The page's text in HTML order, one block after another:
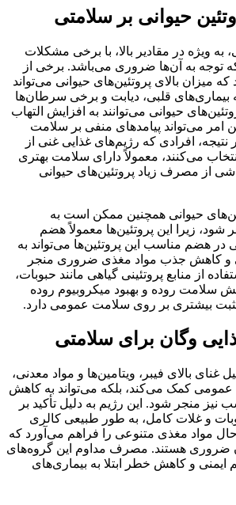
حیوانی بر سلامتی
ویژه در مقادیر بالا، با برخی مشکلات
توجه به آن‌ها ضروری می‌باشد. برخی از
میزان بالای پروتئین‌های حیوانی می‌تواند
بیماری‌های قلبی، دیابت و برخی سرطان‌ها
حیوانی می‌توانند به افزایش التهاب
امر می‌تواند پیامدهای منفی بر سلامت
افرادی که رژیم‌های غذایی غنی از
می‌کنند، معمولاً دارای سلامت بهتری
از مصرف زیاد پروتئین‌های حیوانی
حیوانی همچنین ممکن است به
زیرا این پروتئین‌ها معمولاً هضم
در هضم مناسب این پروتئین‌ها می‌تواند به
و کاهش جذب مواد مغذی ضروری منجر
از منابع پروتئینی گیاهی مانند حبوبات،
سلامت روده و بهبود میکروبیوم روده
بیشتری بر روی سلامت عمومی دارد.
وگان برای سلامتی
غنای بالای فیبر، ویتامین‌ها و مواد معدنی،
عمومی کمک می‌کند، بلکه می‌تواند به کاهش
منجر شود. این رژیم به دلیل تأکید بر
و غلات کامل، به طور طبیعی کالری
مواد مغذی متنوعی را فراهم می‌آورد که
ضروری هستند. مصرف مداوم این گروه‌های
ایمنی و کاهش خطر ابتلا به بیماری‌های